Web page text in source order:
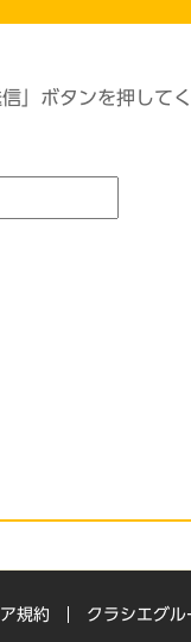
」ボタンを押してく
規約 クラシエグ